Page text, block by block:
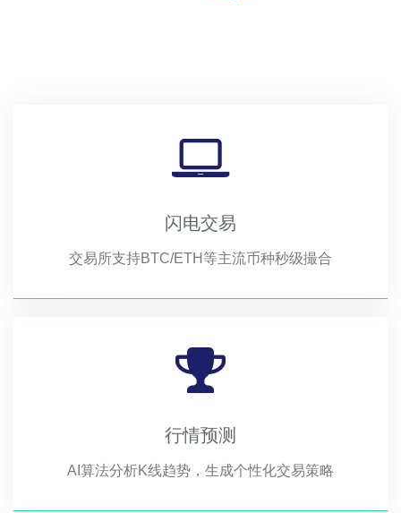
闪电交易
交易所支持BTC/ETH等主流币种秒级撮合
行情预测
AI算法分析K线趋势，生成个性化交易策略